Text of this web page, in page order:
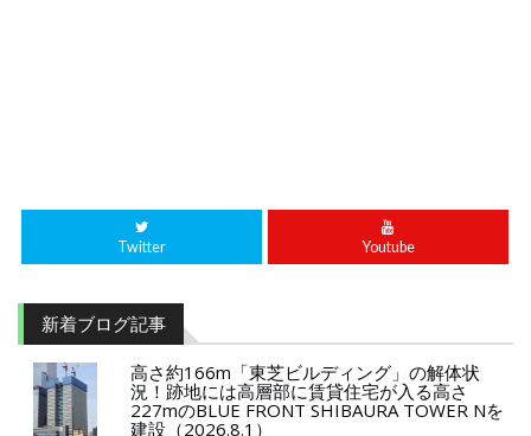
Twitter Youtube
新着ブログ記事
高さ約166m「東芝ビルディング」の解体状
況！跡地には高層部に賃貸住宅が入る高さ
227mのBLUE FRONT SHIBAURA TOWER Nを
建設（2026.8.1）